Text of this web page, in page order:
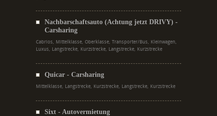
Nachbarschaftsauto (Achtung jetzt DRIVY) -
Carsharing
Cabrios, Mittelklasse, Oberklasse, Transporter/Bus, Kleinwagen,
Luxus, Langstrecke, Kurzstrecke, Langstrecke, Kurzstrecke
Quicar - Carsharing
Mittelklasse, Langstrecke, Kurzstrecke, Langstrecke, Kurzstrecke
Sixt - Autovermietung